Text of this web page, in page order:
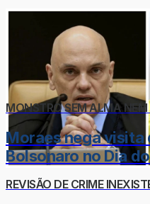
MONSTRO SEM ALMA
Moraes nega visita
Bolsonaro no Dia
REVISÃO DE CRIME